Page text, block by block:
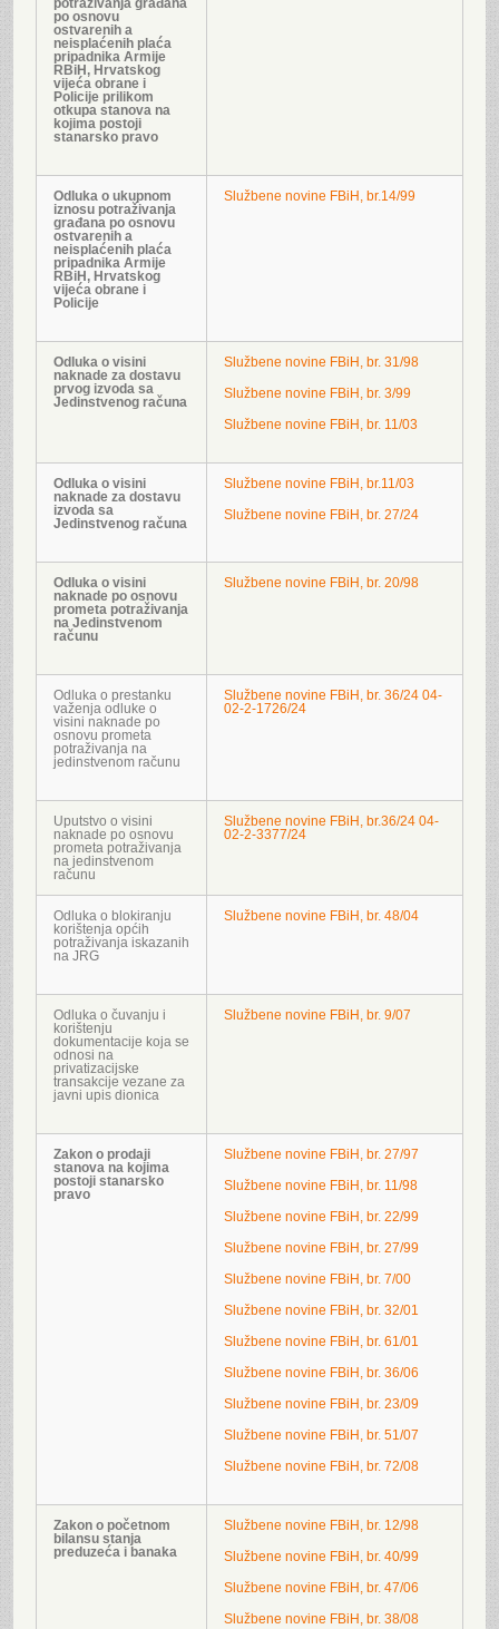
potraživanja građana
po osnovu
ostvarenih a
neisplaćenih plaća
pripadnika Armije
RBiH, Hrvatskog
vijeća obrane i
Policije prilikom
otkupa stanova na
kojima postoji
stanarsko pravo
Odluka o ukupnom
iznosu potraživanja
građana po osnovu
ostvarenih a
neisplaćenih plaća
pripadnika Armije
RBiH, Hrvatskog
vijeća obrane i
Policije
Službene novine FBiH, br.14/99
Odluka o visini
naknade za dostavu
prvog izvoda sa
Jedinstvenog računa
Službene novine FBiH, br. 31/98
Službene novine FBiH, br. 3/99
Službene novine FBiH, br. 11/03
Odluka o visini
naknade za dostavu
izvoda sa
Jedinstvenog računa
Službene novine FBiH, br.11/03
Službene novine FBiH, br. 27/24
Odluka o visini
naknade po osnovu
prometa potraživanja
na Jedinstvenom
računu
Službene novine FBiH, br. 20/98
Odluka o prestanku
važenja odluke o
visini naknade po
osnovu prometa
potraživanja na
jedinstvenom računu
Službene novine FBiH, br. 36/24 04-
02-2-1726/24
Uputstvo o visini
naknade po osnovu
prometa potraživanja
na jedinstvenom
računu
Službene novine FBiH, br.36/24 04-
02-2-3377/24
Odluka o blokiranju
korištenja općih
potraživanja iskazanih
na JRG
Službene novine FBiH, br. 48/04
Odluka o čuvanju i
korištenju
dokumentacije koja se
odnosi na
privatizacijske
transakcije vezane za
javni upis dionica
Službene novine FBiH, br. 9/07
Zakon o prodaji
stanova na kojima
postoji stanarsko
pravo
Službene novine FBiH, br. 27/97
Službene novine FBiH, br. 11/98
Službene novine FBiH, br. 22/99
Službene novine FBiH, br. 27/99
Službene novine FBiH, br. 7/00
Službene novine FBiH, br. 32/01
Službene novine FBiH, br. 61/01
Službene novine FBiH, br. 36/06
Službene novine FBiH, br. 23/09
Službene novine FBiH, br. 51/07
Službene novine FBiH, br. 72/08
Zakon o početnom
bilansu stanja
preduzeća i banaka
Službene novine FBiH, br. 12/98
Službene novine FBiH, br. 40/99
Službene novine FBiH, br. 47/06
Službene novine FBiH, br. 38/08